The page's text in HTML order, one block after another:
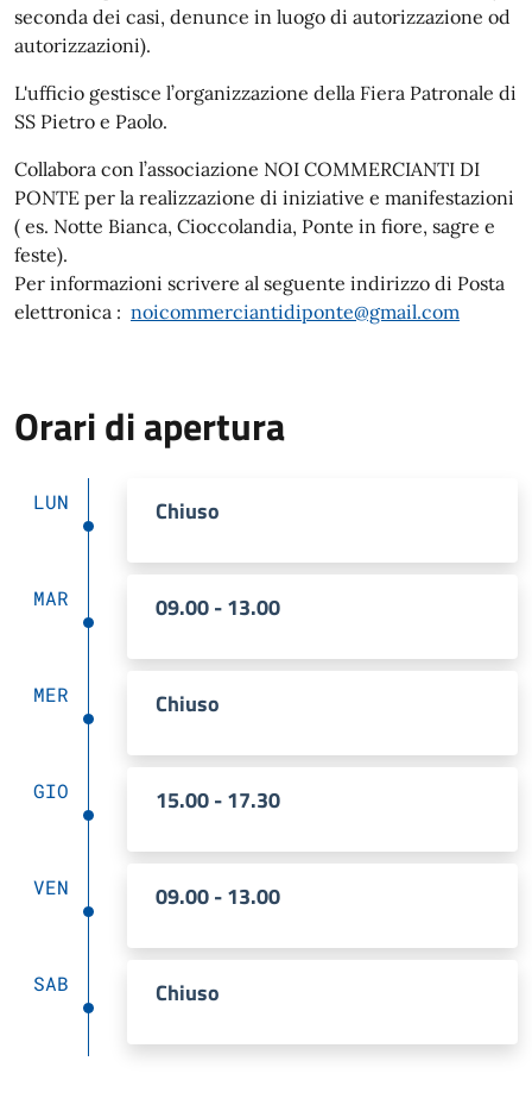
seconda dei casi, denunce in luogo di autorizzazione od
autorizzazioni).
L'ufficio gestisce l’organizzazione della Fiera Patronale di
SS Pietro e Paolo.
Collabora con l’associazione NOI COMMERCIANTI DI
PONTE per la realizzazione di iniziative e manifestazioni
( es. Notte Bianca, Cioccolandia, Ponte in fiore, sagre e
feste).
Per informazioni scrivere al seguente indirizzo di Posta
elettronica : noicommerciantidiponte@gmail.com
Orari di apertura
LUN Chiuso
MAR 09.00 - 13.00
MER Chiuso
GIO 15.00 - 17.30
VEN 09.00 - 13.00
SAB Chiuso